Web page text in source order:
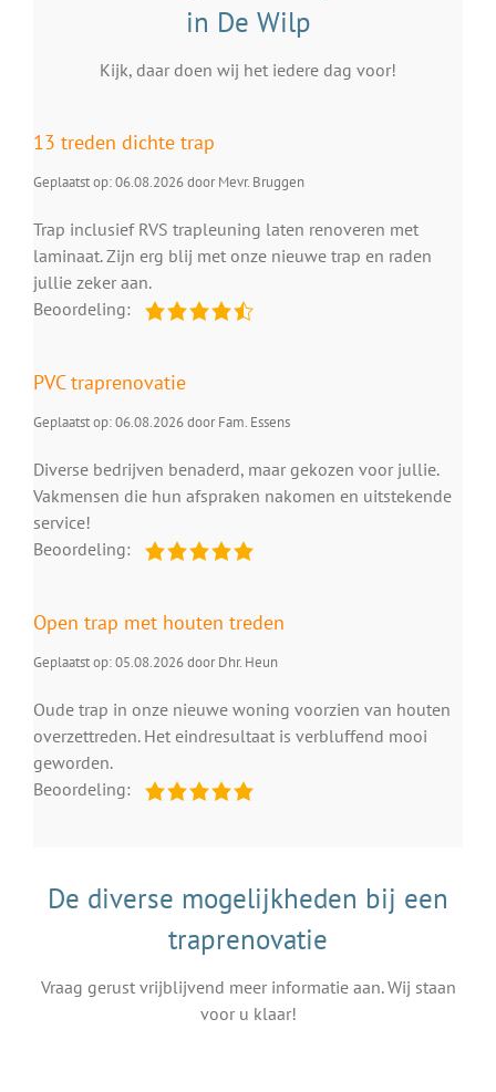
in De Wilp
Kijk, daar doen wij het iedere dag voor!
13 treden dichte trap
Geplaatst op: 06.08.2026 door Mevr. Bruggen
Trap inclusief RVS trapleuning laten renoveren met
laminaat. Zijn erg blij met onze nieuwe trap en raden
jullie zeker aan.
Beoordeling:
PVC traprenovatie
Geplaatst op: 06.08.2026 door Fam. Essens
Diverse bedrijven benaderd, maar gekozen voor jullie.
Vakmensen die hun afspraken nakomen en uitstekende
service!
Beoordeling:
Open trap met houten treden
Geplaatst op: 05.08.2026 door Dhr. Heun
Oude trap in onze nieuwe woning voorzien van houten
overzettreden. Het eindresultaat is verbluffend mooi
geworden.
Beoordeling:
De diverse mogelijkheden bij een
traprenovatie
Vraag gerust vrijblijvend meer informatie aan. Wij staan
voor u klaar!